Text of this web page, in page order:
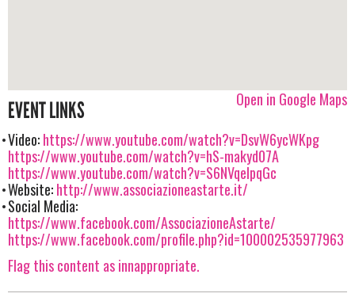
Open in Google Maps
EVENT LINKS
Video:https://www.youtube.com/watch?v=DsvW6ycWKpg
https://www.youtube.com/watch?v=hS-makyd07A
https://www.youtube.com/watch?v=S6NVqelpqGc
Website:http://www.associazioneastarte.it/
Social Media:
https://www.facebook.com/AssociazioneAstarte/
https://www.facebook.com/profile.php?id=100002535977963
Flag this content as innappropriate.